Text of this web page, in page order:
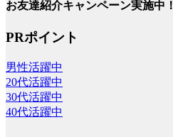
お友達紹介キャンペーン実施中！
PRポイント
男性活躍中
20代活躍中
30代活躍中
40代活躍中